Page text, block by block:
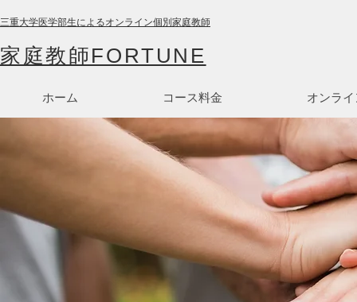
三重大学医学部生によるオンライン個別家庭教師
家庭教師FORTUNE
ホーム コース料金 オンラ